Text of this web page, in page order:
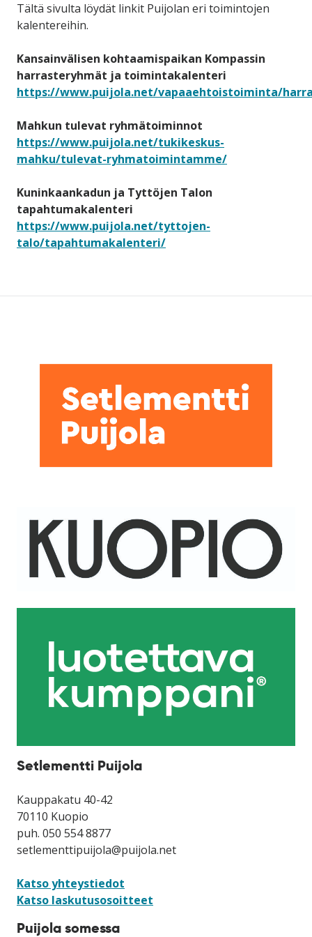
Tältä sivulta löydät linkit Puijolan eri toimintojen
kalentereihin.
Kansainvälisen kohtaamispaikan Kompassin
harrasteryhmät ja toimintakalenteri
https://www.puijola.net/vapaaehtoistoiminta/
Mahkun tulevat ryhmätoiminnot
https://www.puijola.net/tukikeskus-
mahku/tulevat-ryhmatoimintamme/
Kuninkaankadun ja Tyttöjen Talon
tapahtumakalenteri
https://www.puijola.net/tyttojen-
talo/tapahtumakalenteri/
Setlementti Puijola
Kauppakatu 40-42
70110 Kuopio
puh. 050 554 8877
setlementtipuijola@puijola.net
Katso yhteystiedot
Katso laskutusosoitteet
Puijola somessa